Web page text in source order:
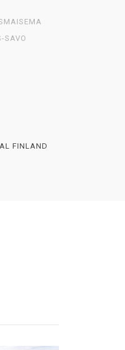
SAVO
FINLAND